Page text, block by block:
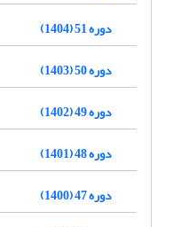
دوره 51 (1404)
دوره 50 (1403)
دوره 49 (1402)
دوره 48 (1401)
دوره 47 (1400)